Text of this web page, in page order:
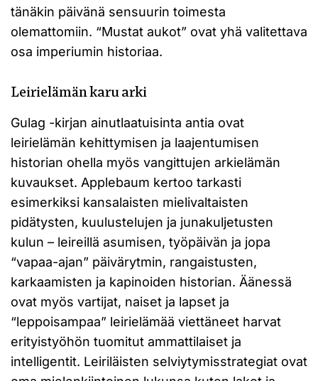
tänäkin päivänä sensuurin toimesta
olemattomiin. “Mustat aukot” ovat yhä valitettava
osa imperiumin historiaa.
Leirielämän karu arki
Gulag -kirjan ainutlaatuisinta antia ovat
leirielämän kehittymisen ja laajentumisen
historian ohella myös vangittujen arkielämän
kuvaukset. Applebaum kertoo tarkasti
esimerkiksi kansalaisten mielivaltaisten
pidätysten, kuulustelujen ja junakuljetusten
kulun – leireillä asumisen, työpäivän ja jopa
“vapaa-ajan” päivärytmin, rangaistusten,
karkaamisten ja kapinoiden historian. Äänessä
ovat myös vartijat, naiset ja lapset ja
“leppoisampaa” leirielämää viettäneet harvat
erityistyöhön tuomitut ammattilaiset ja
intelligentit. Leiriläisten selviytymisstrategiat ovat